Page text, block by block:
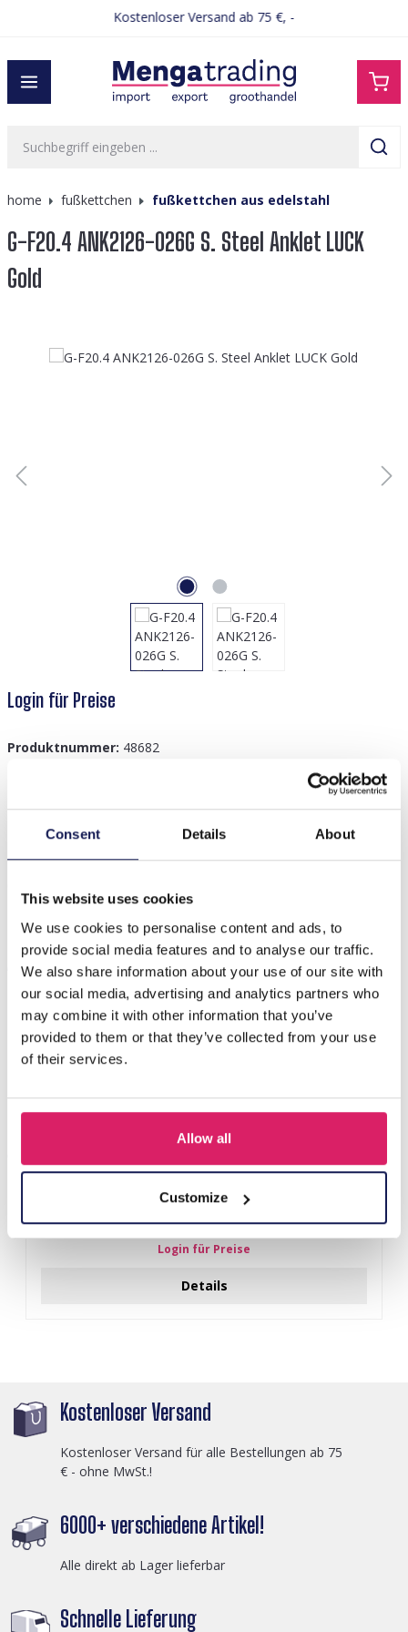
Consent Details About
This website uses cookies
We use cookies to personalise content and ads, to
provide social media features and to analyse our traffic.
We also share information about your use of our site with
our social media, advertising and analytics partners who
may combine it with other information that you’ve
provided to them or that they’ve collected from your use
of their services.
Allow all
Customize
Kostenloser Versand ab 75 €, -
home fußkettchen fußkettchen aus edelstahl
G-F20.4 ANK2126-026G S. Steel Anklet LUCK
Gold
Bildergalerie überspringen
Login für Preise
Produktnummer: 48682
Beschreibung
Andere kauften auch
F-A10.1 ANK1036-006G S. Steel Anklet Starfish
Login für Preise
Details
Kostenloser Versand
Kostenloser Versand für alle Bestellungen ab 75
€ - ohne MwSt.!
6000+ verschiedene Artikel!
Alle direkt ab Lager lieferbar
Schnelle Lieferung